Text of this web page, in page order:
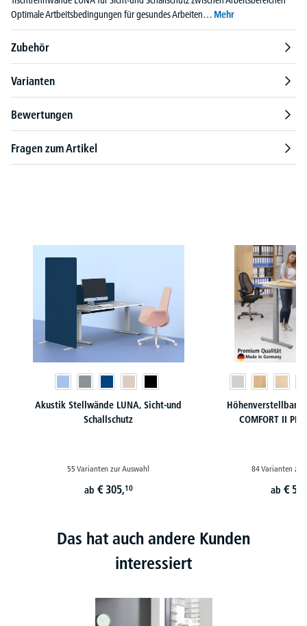
Optimale Artbeitsbedingungen für gesundes Arbeiten… Mehr
Zubehör
Varianten
Bewertungen
Fragen zum Artikel
Akustik Stellwände LUNA, Sicht-und
Schallschutz
55 Varianten zur Auswahl
ab € 305,10
Höhenverstellbare
COMFORT II
84 Varianten zur
ab€
Das hat auch andere Kunden
interessiert